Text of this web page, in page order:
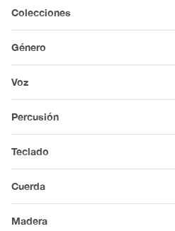
Colecciones
Género
Voz
Percusión
Teclado
Cuerda
Madera